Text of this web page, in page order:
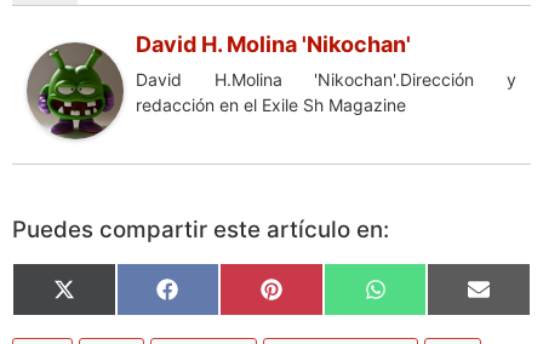
David H. Molina 'Nikochan'
David H.Molina 'Nikochan'.Dirección y
redacción en el Exile Sh Magazine
Puedes compartir este artículo en:
X
(Twitter)
Facebook Pinterest WhatsApp Email